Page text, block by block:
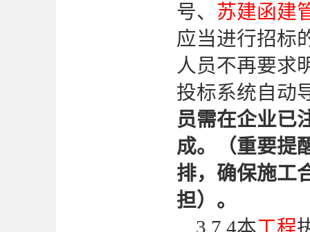
号、 苏建函建
应当进行招标
人员不再要求
投标系统自动
员需在企业已
成。（重要提
排，确保施工
担）。
3.7.4本工程